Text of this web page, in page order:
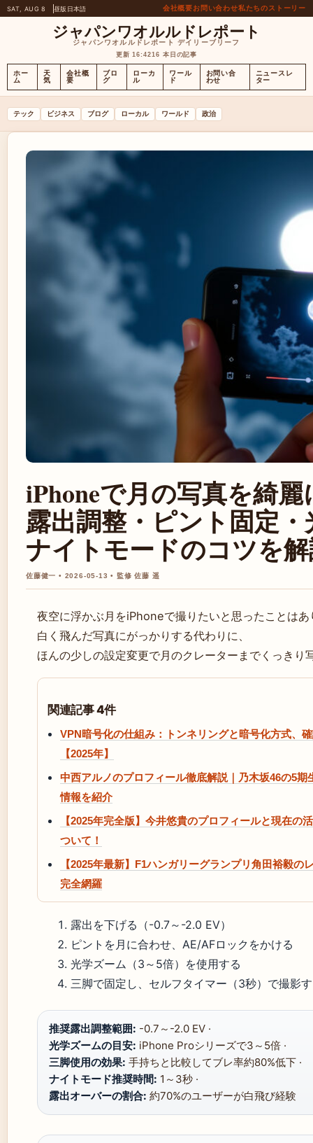
SAT, AUG 8 昼版 日本語 会社概要お問い合わせ私たちのストーリー
ジャパンワオルルドレポート
ジャパンワオルルドレポート デイリーブリーフ
更新 16:4216 本日の記事
ホー
ム
天
気
会社概
要
ブロ
グ
ローカ
ル
ワール
ド
お問い合
わせ
ニュースレ
ター
テック ビジネス ブログ ローカル ワールド 政治
iPhoneで月の写真を綺
露出調整・ピント固定
ナイトモードのコツを
佐藤健一 • 2026-05-13 • 監修 佐藤 遥
夜空に浮かぶ月をiPhoneで撮りたいと思ったことはあ
白く飛んだ写真にがっかりする代わりに、
ほんの少しの設定変更で月のクレーターまでくっきり
関連記事 4件
VPN暗号化の仕組み：トンネリングと暗号化方式、
【2025年】
中西アルノのプロフィール徹底解説｜乃木坂46の5
情報を紹介
【2025年完全版】今井悠貴のプロフィールと現在
ついて！
【2025年最新】F1ハンガリーグランプリ角田裕毅
完全網羅
露出を下げる（-0.7～-2.0 EV）
ピントを月に合わせ、AE/AFロックをかける
光学ズーム（3～5倍）を使用する
三脚で固定し、セルフタイマー（3秒）で撮影
推奨露出調整範囲: -0.7～-2.0 EV ·
光学ズームの目安: iPhone Proシリーズで3～5倍 ·
三脚使用の効果: 手持ちと比較してブレ率約80%低下 ·
ナイトモード推奨時間: 1～3秒 ·
露出オーバーの割合: 約70%のユーザーが白飛び経験